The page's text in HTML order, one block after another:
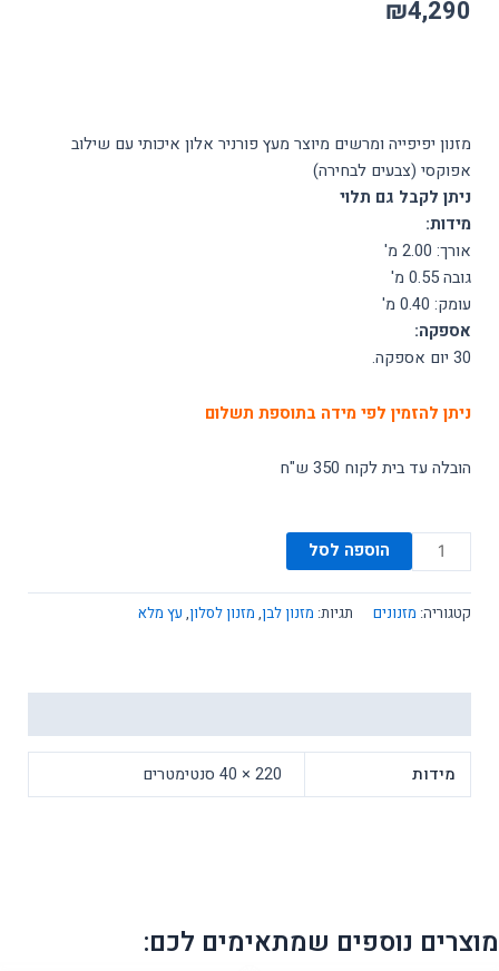
מזנון יפיפייה ומרשים מיוצר מעץ פורניר אלון איכותי עם שילוב
אפוקסי (צבעים לבחירה)
ניתן לקבל גם תלוי
מידות:
אורך: 2.00 מ'
גובה 0.55 מ'
עומק: 0.40 מ'
אספקה:
30 יום אספקה.
ניתן להזמין לפי מידה בתוספת תשלום
הובלה עד בית לקוח 350 ש"ח
כמות
של
מזנון
דגם
הוספה לסל
קטגוריה: מזנונים תגיות: מזנון לבן, מזנון לסלון, עץ מלא
מידות 220 × 40 סנטימטרים
₪4,290
מוצרים נוספים שמתאימים לכם: